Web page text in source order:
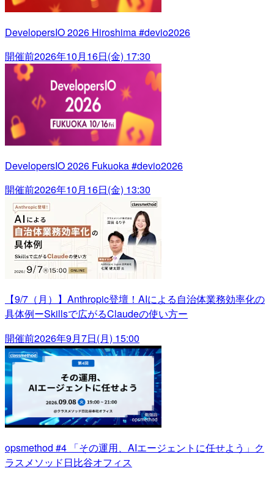
DevelopersIO 2026 Hiroshima #devio2026
開催前2026年10月16日(金) 17:30
DevelopersIO 2026 Fukuoka #devio2026
開催前2026年10月16日(金) 13:30
【9/7（月）】Anthropic登壇！AIによる自治体業務効率化の
具体例ーSkillsで広がるClaudeの使い方ー
開催前2026年9月7日(月) 15:00
opsmethod #4 「その運用、AIエージェントに任せよう」ク
ラスメソッド日比谷オフィス